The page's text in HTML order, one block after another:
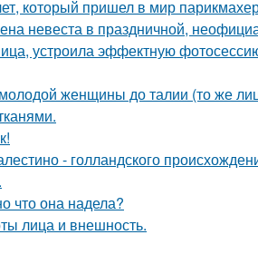
который пришел в мир
невеста в праздничной,
устроила эффектную
женщины до талии (то же
- голландского
что она надела?
лица и внешность.